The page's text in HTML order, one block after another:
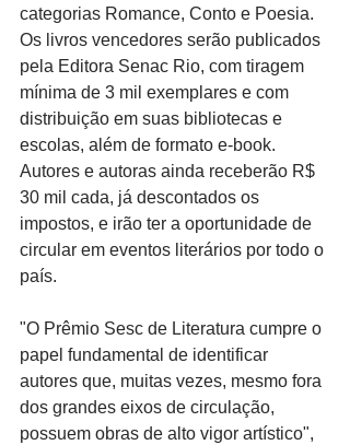
categorias Romance, Conto e Poesia.
Os livros vencedores serão publicados
pela Editora Senac Rio, com tiragem
mínima de 3 mil exemplares e com
distribuição em suas bibliotecas e
escolas, além de formato e-book.
Autores e autoras ainda receberão R$
30 mil cada, já descontados os
impostos, e irão ter a oportunidade de
circular em eventos literários por todo o
país.
"O Prêmio Sesc de Literatura cumpre o
papel fundamental de identificar
autores que, muitas vezes, mesmo fora
dos grandes eixos de circulação,
possuem obras de alto vigor artístico",